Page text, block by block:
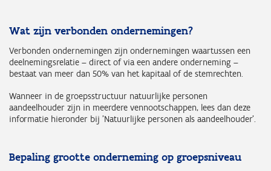
Wat zijn verbonden ondernemingen?
Verbonden ondernemingen zijn ondernemingen waartussen een
deelnemingsrelatie – direct of via een andere onderneming –
bestaat van meer dan 50% van het kapitaal of de stemrechten.
Wanneer in de groepsstructuur natuurlijke personen
aandeelhouder zijn in meerdere vennootschappen, lees dan deze
informatie hieronder bij 'Natuurlijke personen als aandeelhouder'.
Bepaling grootte onderneming op groepsniveau